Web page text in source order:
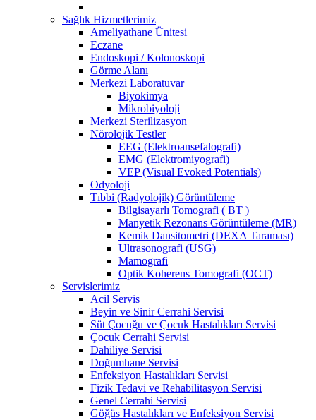
Sağlık Hizmetlerimiz
Ameliyathane Ünitesi
Eczane
Endoskopi / Kolonoskopi
Görme Alanı
Merkezi Laboratuvar
Biyokimya
Mikrobiyoloji
Merkezi Sterilizasyon
Nörolojik Testler
EEG (Elektroansefalografi)
EMG (Elektromiyografi)
VEP (Visual Evoked Potentials)
Odyoloji
Tıbbi (Radyolojik) Görüntüleme
Bilgisayarlı Tomografi ( BT )
Manyetik Rezonans Görüntüleme (MR)
Kemik Dansitometri (DEXA Taraması)
Ultrasonografi (USG)
Mamografi
Optik Koherens Tomografi (OCT)
Servislerimiz
Acil Servis
Beyin ve Sinir Cerrahi Servisi
Süt Çocuğu ve Çocuk Hastalıkları Servisi
Çocuk Cerrahi Servisi
Dahiliye Servisi
Doğumhane Servisi
Enfeksiyon Hastalıkları Servisi
Fizik Tedavi ve Rehabilitasyon Servisi
Genel Cerrahi Servisi
Göğüs Hastalıkları ve Enfeksiyon Servisi